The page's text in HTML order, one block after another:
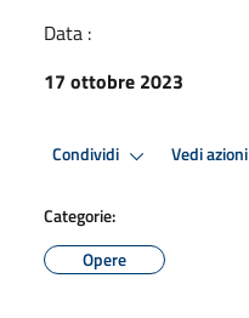
Data :
17 ottobre 2023
Condividi Vedi azioni
Categorie:
Opere